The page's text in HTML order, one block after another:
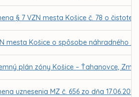
§ 7 VZN mesta Košice č. 78 o
mesta Košice o spôsobe náhradného
plán zóny Košice – Ťahanovce,
uznesenia MZ č. 656 zo dňa